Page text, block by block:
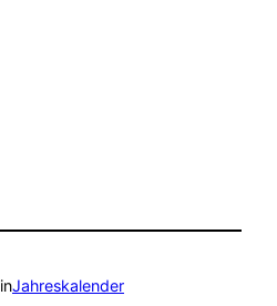
inJahreskalender